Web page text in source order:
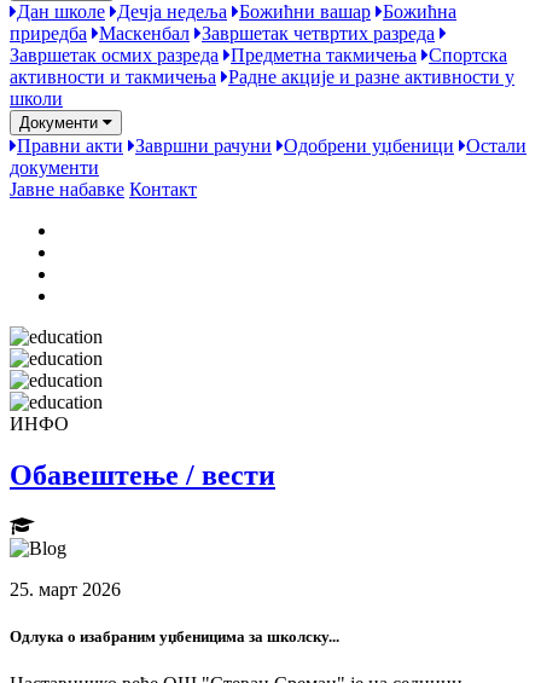
Дан школе Дечја недеља Божићни вашар Божићна
приредба
Маскенбал Завршетак четвртих разреда
Завршетак осмих разреда
Предметна такмичења
Спортска
активности и такмичења
Радне акције и разне активности у
школи
Документи
Правни акти Завршни рачуни Одобрени уџбеници
Остали
документи
Јавне набавке Контакт
ИНФО
Обавештење / вести
25. март 2026
Одлука о изабраним уџбеницима за школску...